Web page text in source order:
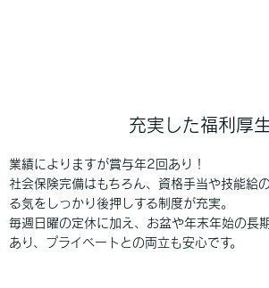
充実した福利厚生
業績によりますが賞与年2回あり！
社会保険完備はもちろん、資格手当や技能給
る気をしっかり後押しする制度が充実。
毎週日曜の定休に加え、お盆や年末年始の長
あり、プライベートとの両立も安心です。